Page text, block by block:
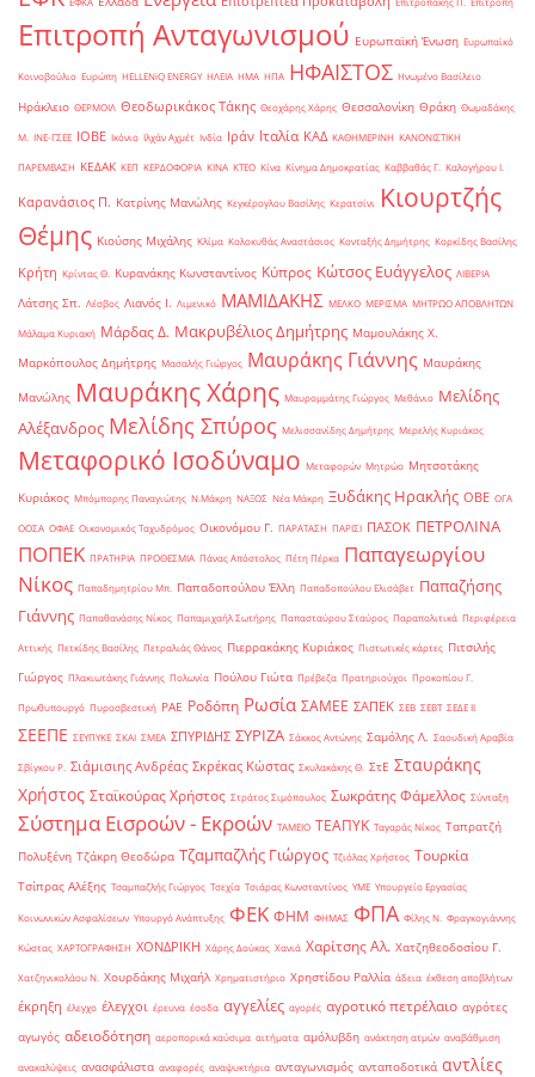
Επιτροπή Ανταγωνισμού Ευρωπαϊκή Ένωση Ευρωπαϊκό
Κοινοβούλιο Ευρώπη ΗELLENiQ ENERGY ΗΛΕΙΑ ΗΜΑ ΗΠΑ ΗΦΑΙΣΤΟΣ Ηνωμένο Βασίλειο
Ηράκλειο ΘΕΡΜΟΙΛ Θεοδωρικάκος Τάκης Θεοχάρης Χάρης Θεσσαλονίκη Θράκη Θωμαδάκης
Μ. ΙΝΕ-ΓΣΕΕ ΙΟΒΕ Ικόνιο Ιλχάν Αχμέτ Ινδία Ιράν Ιταλία ΚΑΔ ΚΑΘΗΜΕΡΙΝΗ ΚΑΝΟΝΙΣΤΙΚΗ
ΠΑΡΕΜΒΑΣΗ ΚΕΔΑΚ ΚΕΠ ΚΕΡΔΟΦΟΡΙΑ ΚΙΝΑ ΚΤΕΟ Κίνα Κίνημα Δημοκρατίας Καββαθάς Γ. Καλογήρου Ι.
Καρανάσιος Π. Κατρίνης Μανώλης Κεγκέρογλου Βασίλης Κερατσίνι Κιουρτζής
Θέμης Κιούσης Μιχάλης Κλίμα Κολοκυθάς Αναστάσιος Κονταξής Δημήτρης Κορκίδης Βασίλης
Κρήτη Κρίντας Θ. Κυρανάκης Κωνσταντίνος Κύπρος Κώτσος Ευάγγελος ΛΙΒΕΡΙΑ
Λάτσης Σπ. Λέσβος Λιανός Ι. Λιμενικό ΜΑΜΙΔΑΚΗΣ ΜΕΛΚΟ ΜΕΡΙΣΜΑ ΜΗΤΡΩΟ ΑΠΟΒΛΗΤΩΝ
Μάλαμα Κυριακή Μάρδας Δ. Μακρυβέλιος Δημήτρης Μαμουλάκης Χ.
Μαρκόπουλος Δημήτρης Μασαλής Γιώργος Μαυράκης Γιάννης Μαυράκης
Μανώλης Μαυράκης Χάρης Μαυρομμάτης Γιώργος Μεθάνιο Μελίδης
Αλέξανδρος Μελίδης Σπύρος Μελισσανίδης Δημήτρης Μερελής Κυριάκος
Μεταφορικό Ισοδύναμο Μεταφορών Μητρώο Μητσοτάκης
Κυριάκος Μπόμπορης Παναγιώτης Ν.Μάκρη ΝΑΞΟΣ Νέα Μάκρη Ξυδάκης Ηρακλής ΟΒΕ ΟΓΑ
ΟΟΣΑ ΟΦΑΕ Οικονομικός Ταχυδρόμος Οικονόμου Γ. ΠΑΡΑΤΑΣΗ ΠΑΡΙΣΙ ΠΑΣΟΚ ΠΕΤΡΟΛΙΝΑ
ΠΟΠΕΚ ΠΡΑΤΗΡΙΑ ΠΡΟΘΕΣΜΙΑ Πάνας Απόστολος Πέτη Πέρκα Παπαγεωργίου
Νίκος Παπαδημητρίου Μπ. Παπαδοπούλου Έλλη Παπαδοπούλου Ελισάβετ Παπαζήσης
Γιάννης Παπαθανάσης Νίκος Παπαμιχαήλ Σωτήρης Παπασταύρου Σταύρος Παραπολιτικά Περιφέρεια
Αττικής Πετκίδης Βασίλης Πετραλιάς Θάνος Πιερρακάκης Κυριάκος Πιστωτικές κάρτες Πιτσιλής
Γιώργος Πλακιωτάκης Γιάννης Πολωνία Πούλου Γιώτα Πρέβεζα Πρατηριούχοι Προκοπίου Γ.
Πρωθυπουργό Πυροσβεστική ΡΑΕ Ροδόπη Ρωσία ΣΑΜΕΕ ΣΑΠΕΚ ΣΕΒ ΣΕΒΤ ΣΕΔΕ ΙΙ
ΣΕΕΠΕ ΣΕΥΠΥΚΕ ΣΚΑΙ ΣΜΕΑ ΣΠΥΡΙΔΗΣ ΣΥΡΙΖΑ Σάκκος Αντώνης Σαμόλης Λ. Σαουδική Αραβία
Σβίγκου Ρ. Σιάμισιης Ανδρέας Σκρέκας Κώστας Σκυλακάκης Θ. ΣτΕ Σταυράκης
Χρήστος Σταϊκούρας Χρήστος Στράτος Σιμόπουλος Σωκράτης Φάμελλος Σύνταξη
Σύστημα Εισροών - Εκροών ΤΑΜΕΙΟ ΤΕΑΠΥΚ Ταγαράς Νίκος Ταπρατζή
Πολυξένη Τζάκρη Θεοδώρα Τζαμπαζλής Γιώργος Τζιόλας Χρήστος Τουρκία
Τσίπρας Αλέξης Τσαμπαζλής Γιώργος Τσεχία Τσιάρας Κωνσταντίνος ΥΜΕ Υπουργείο Εργασίας
Κοινωνικών Ασφαλίσεων Υπουργό Ανάπτυξης ΦΕΚ ΦΗΜ ΦΗΜΑΣ ΦΠΑ Φίλης Ν. Φραγκογιάννης
Κώστας ΧΑΡΤΟΓΡΑΦΗΣΗ ΧΟΝΔΡΙΚΗ Χάρης Δούκας Χανιά Χαρίτσης Αλ. Χατζηθεοδοσίου Γ.
Χατζηνικολάου Ν. Χουρδάκης Μιχαήλ Χρηματιστήριο Χρηστίδου Ραλλία άδεια έκθεση αποβλήτων
έκρηξη έλεγχο έλεγχοι έρευνα έσοδα αγγελίες αγορές αγροτικό πετρέλαιο αγρότες
αγωγός αδειοδότηση αεροπορικά καύσιμα αιτήματα αμόλυβδη ανάκτηση ατμών αναβάθμιση
ανακαλύψεις ανασφάλιστα αναφορές αναψυκτήρια ανταγωνισμός ανταποδοτικά αντλίες